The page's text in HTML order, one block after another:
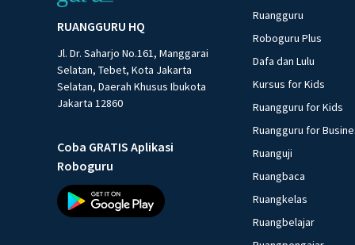
RUANGGURU HQ
Jl. Dr. Saharjo No.161, Manggarai
Selatan, Tebet, Kota Jakarta
Selatan, Daerah Khusus Ibukota
Jakarta 12860
Coba GRATIS Aplikasi
Roboguru
Ruangguru
Roboguru Plus
Dafa dan Lulu
Kursus for Kids
Ruangguru for Kids
Ruangguru for
Ruanguji
Ruangbaca
Ruangkelas
Ruangbelajar